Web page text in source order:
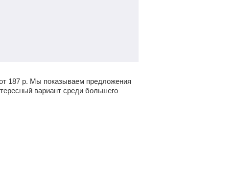
187 р. Мы показываем предложения
вариант среди большего